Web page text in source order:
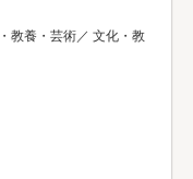
教養・芸術／ 文化・教